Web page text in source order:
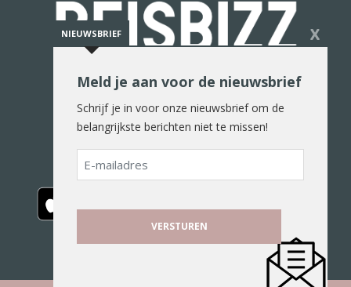
De reiswereld in woord en beeld
NIEUWSBRIEF X
Meld je aan voor de nieuwsbrief
Schrijf je in voor onze nieuwsbrief om de
belangrijkste berichten niet te missen!
E-
mailadres